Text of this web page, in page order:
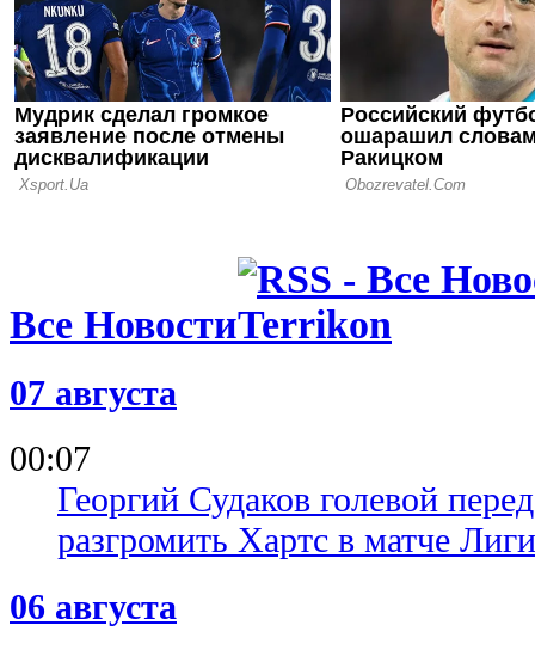
05.08.26 23:40
ФИФА
о финале
Марокко
Все Новости
07 августа
00:07
Георгий Судаков голевой
разгромить Хартс в матче
06 августа